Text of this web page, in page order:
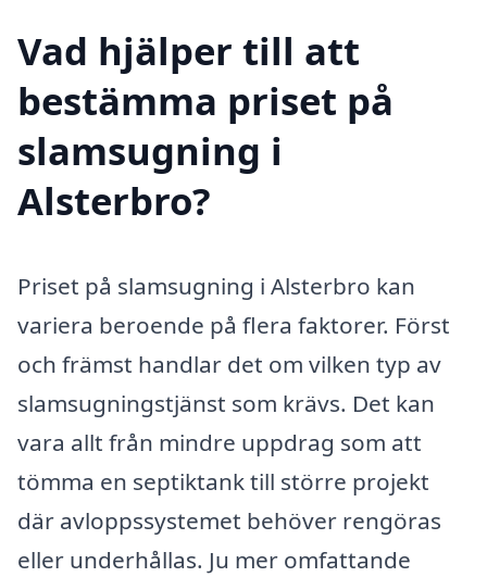
Vad hjälper till att
bestämma priset på
slamsugning i
Alsterbro?
Priset på slamsugning i Alsterbro kan
variera beroende på flera faktorer. Först
och främst handlar det om vilken typ av
slamsugningstjänst som krävs. Det kan
vara allt från mindre uppdrag som att
tömma en septiktank till större projekt
där avloppssystemet behöver rengöras
eller underhållas. Ju mer omfattande